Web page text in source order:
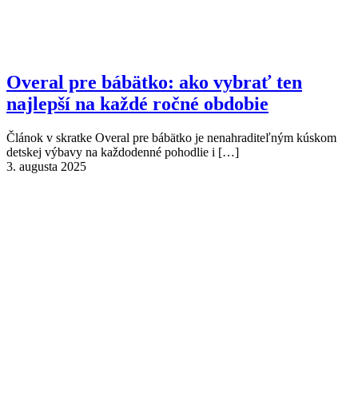
Overal pre bábätko: ako vybrať ten
najlepší na každé ročné obdobie
Článok v skratke Overal pre bábätko je nenahraditeľným kúskom
detskej výbavy na každodenné pohodlie i […]
3. augusta 2025